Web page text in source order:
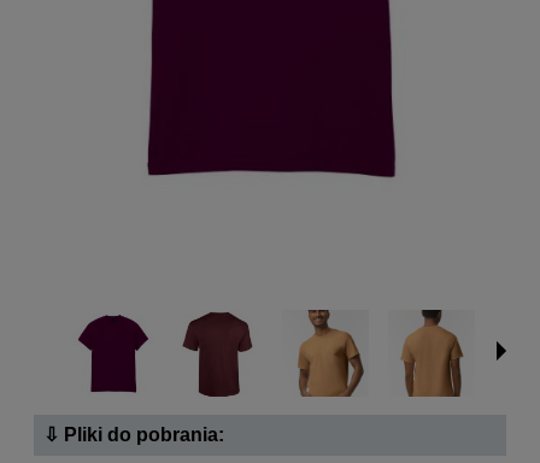
⇩ Pliki do pobrania: